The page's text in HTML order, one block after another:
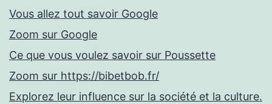
Vous allez tout savoir Google
Zoom sur Google
Ce que vous voulez savoir sur Poussette
Zoom sur https://bibetbob.fr/
Explorez leur influence sur la société et la culture.